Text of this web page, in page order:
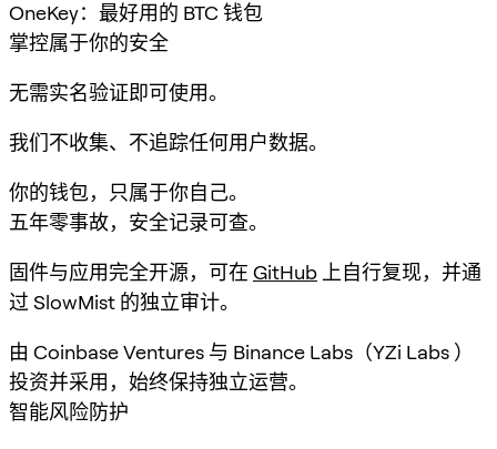
OneKey：最好用的 BTC 钱包
掌控属于你的安全
无需实名验证即可使用。
我们不收集、不追踪任何用户数据。
你的钱包，只属于你自己。
五年零事故，安全记录可查。
固件与应用完全开源，可在 GitHub 上自行复现，并通
过 SlowMist 的独立审计。
由 Coinbase Ventures 与 Binance Labs（YZi Labs ）
投资并采用，始终保持独立运营。
智能风险防护